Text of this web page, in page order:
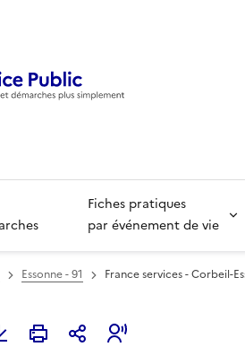
Fiches pratiques
par événement de vie
Essonne - 91 France services - Corbeil-